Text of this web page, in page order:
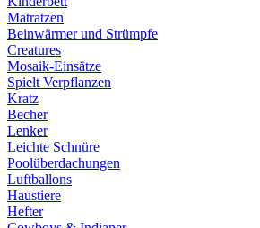
Matratzen
Beinwärmer und Strümpfe
Creatures
Mosaik-Einsätze
Spielt Verpflanzen
Kratz
Becher
Lenker
Leichte Schnüre
Poolüberdachungen
Luftballons
Haustiere
Hefter